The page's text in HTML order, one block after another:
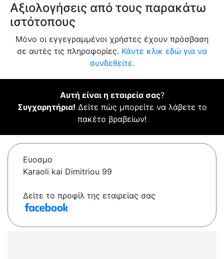
Αξιολογήσεις από τους παρακάτω
ιστότοπους
Μόνο οι εγγεγραμμένοι χρήστες έχουν πρόσβαση
σε αυτές τις πληροφορίες. Κάντε κλικ εδώ για να
συνδεθείτε.
Αυτή είναι η εταιρεία σας?
Συγχαρητήρια! Δείτε πώς μπορείτε να λάβετε το
πακέτο βραβείων!
Ευοσμο
Karaoli kai Dimitriou 99
Δείτε το προφίλ της εταιρείας σας